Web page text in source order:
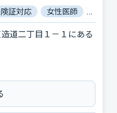
証対応 女性医師
道二丁目１－１にある